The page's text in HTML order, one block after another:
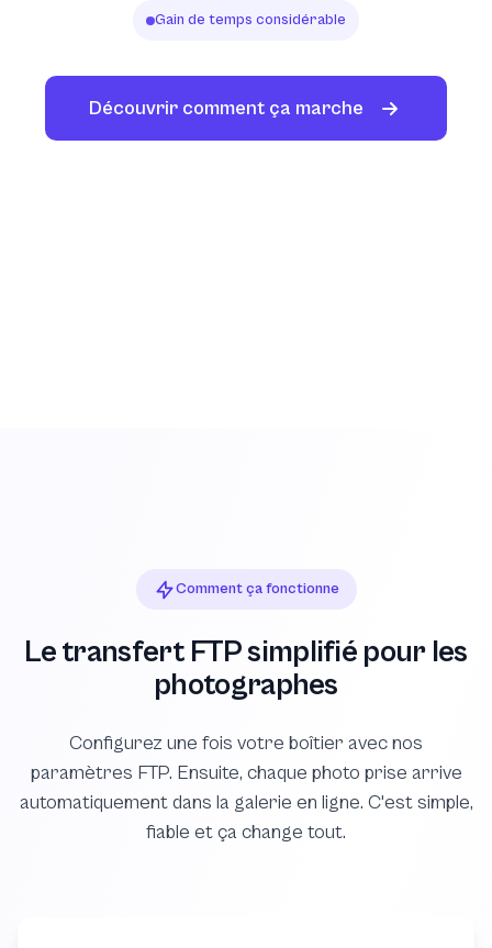
Gain de temps considérable
Découvrir comment ça marche
Comment ça fonctionne
Le transfert FTP simplifié pour les
photographes
Configurez une fois votre boîtier avec nos
paramètres FTP. Ensuite, chaque photo prise arrive
automatiquement dans la galerie en ligne. C'est simple,
fiable et ça change tout.